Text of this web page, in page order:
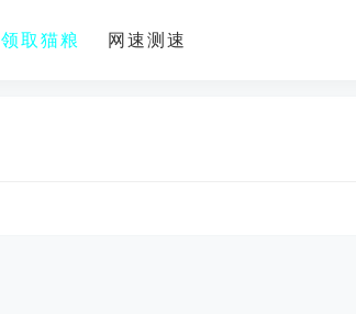
领取猫粮 网速测速